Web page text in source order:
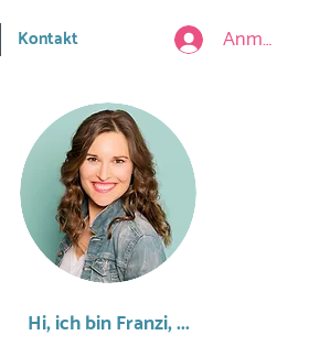
Kontakt Anmelden
Hi, ich bin Franzi, ...